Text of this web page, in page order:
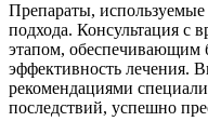
Препараты,
подхода. Консультация с
этапом, обеспечивающим
эффективность лечения.
рекомендациями
последствий, успешно